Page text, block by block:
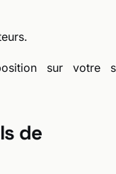
sur votre
de